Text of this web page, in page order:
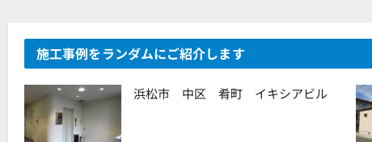
施工事例をランダムにご紹介します
浜松市 中区 肴町 イキシアビル